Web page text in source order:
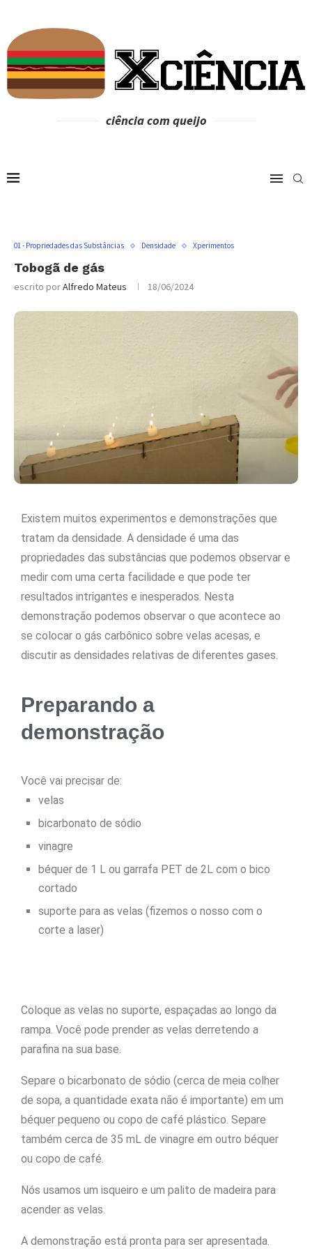
ciência com queijo
01 - Propriedades das Substâncias Densidade Xperimentos
Tobogã de gás
escrito porAlfredo Mateus 18/06/2024
Existem muitos experimentos e demonstrações que
tratam da densidade. A densidade é uma das
propriedades das substâncias que podemos observar e
medir com uma certa facilidade e que pode ter
resultados intrigantes e inesperados. Nesta
demonstração podemos observar o que acontece ao
se colocar o gás carbônico sobre velas acesas, e
discutir as densidades relativas de diferentes gases.
Preparando a
demonstração
Você vai precisar de:
velas
bicarbonato de sódio
vinagre
béquer de 1 L ou garrafa PET de 2L com o bico
cortado
suporte para as velas (fizemos o nosso com o
corte a laser)
Coloque as velas no suporte, espaçadas ao longo da
rampa. Você pode prender as velas derretendo a
parafina na sua base.
Separe o bicarbonato de sódio (cerca de meia colher
de sopa, a quantidade exata não é importante) em um
béquer pequeno ou copo de café plástico. Separe
também cerca de 35 mL de vinagre em outro béquer
ou copo de café.
Nós usamos um isqueiro e um palito de madeira para
acender as velas.
A demonstração está pronta para ser apresentada.